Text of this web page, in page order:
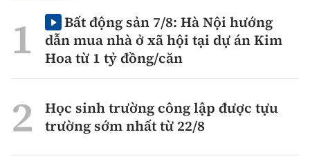
Bất động sản 7/8: Hà Nội hướng
dẫn mua nhà ở xã hội tại dự án Kim
Hoa từ 1 tỷ đồng/căn
Học sinh trường công lập được tựu
trường sớm nhất từ 22/8